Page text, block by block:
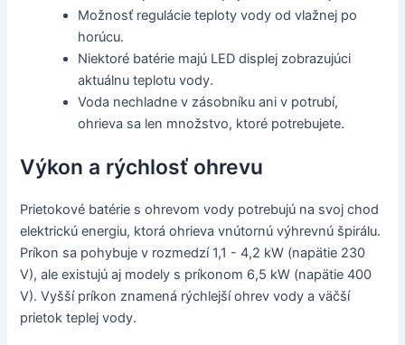
Možnosť regulácie teploty vody od vlažnej po
horúcu.
Niektoré batérie majú LED displej zobrazujúci
aktuálnu teplotu vody.
Voda nechladne v zásobníku ani v potrubí,
ohrieva sa len množstvo, ktoré potrebujete.
Výkon a rýchlosť ohrevu
Prietokové batérie s ohrevom vody potrebujú na svoj chod
elektrickú energiu, ktorá ohrieva vnútornú výhrevnú špirálu.
Príkon sa pohybuje v rozmedzí 1,1 - 4,2 kW (napätie 230
V), ale existujú aj modely s príkonom 6,5 kW (napätie 400
V). Vyšší príkon znamená rýchlejší ohrev vody a väčší
prietok teplej vody.